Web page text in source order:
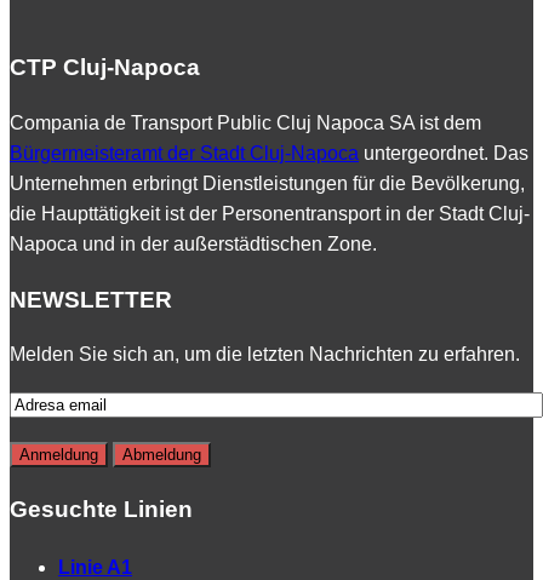
CTP Cluj-Napoca
Compania de Transport Public Cluj Napoca SA ist dem
Bürgermeisteramt der Stadt Cluj-Napoca untergeordnet. Das
Unternehmen erbringt Dienstleistungen für die Bevölkerung,
die Haupttätigkeit ist der Personentransport in der Stadt Cluj-
Napoca und in der außerstädtischen Zone.
NEWSLETTER
Melden Sie sich an, um die letzten Nachrichten zu erfahren.
Gesuchte Linien
Linie A1